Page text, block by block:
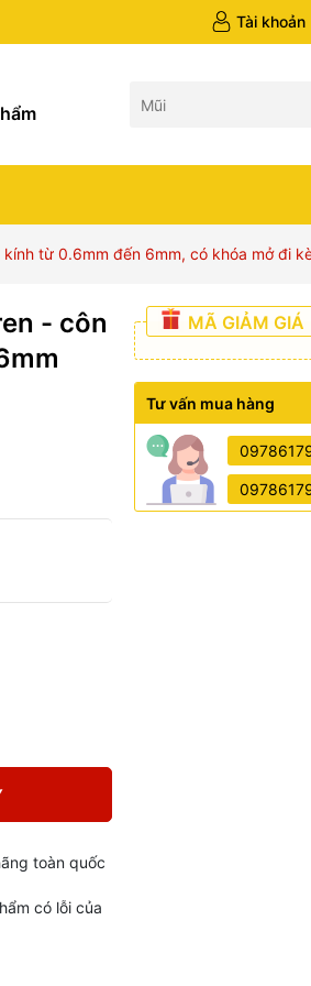
Tài khoản
từ 0.6mm đến 6mm, có khóa mở đi
- côn
toàn quốc
có lỗi của
MÃ GIẢM GIÁ
Tư vấn mua hàng